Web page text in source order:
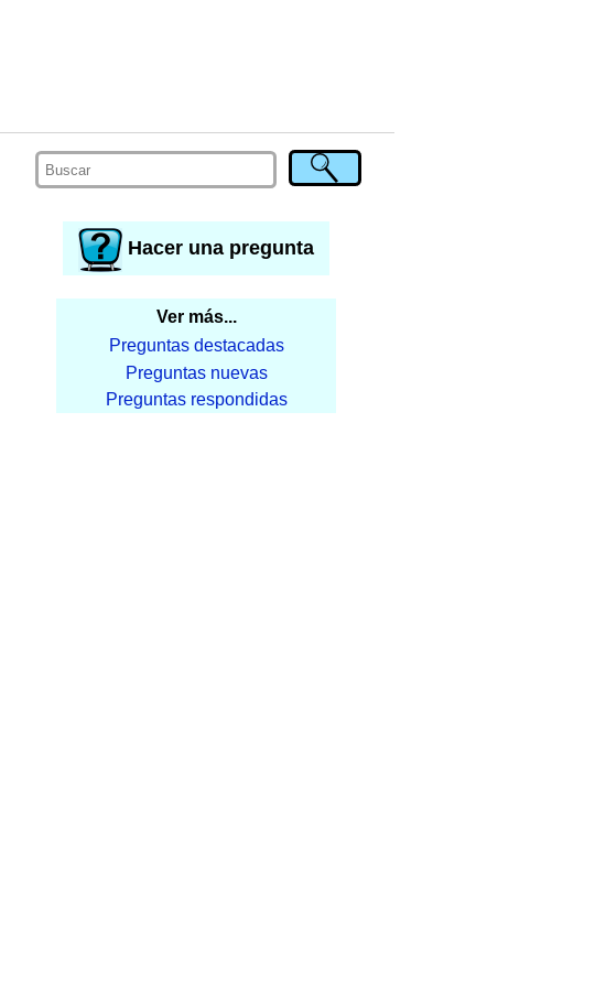
Hacer una pregunta
Ver más...
Preguntas destacadas
Preguntas nuevas
Preguntas respondidas